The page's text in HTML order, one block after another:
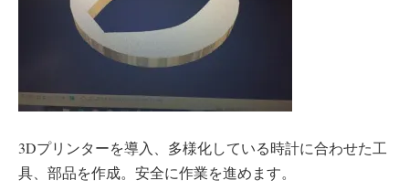
3Dプリンターを導入、多様化している時計に合わせた工
具、部品を作成。安全に作業を進めます。